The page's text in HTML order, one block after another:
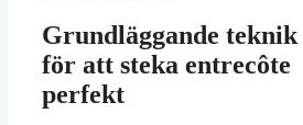
Grundläggande teknik
för att steka entrecôte
perfekt